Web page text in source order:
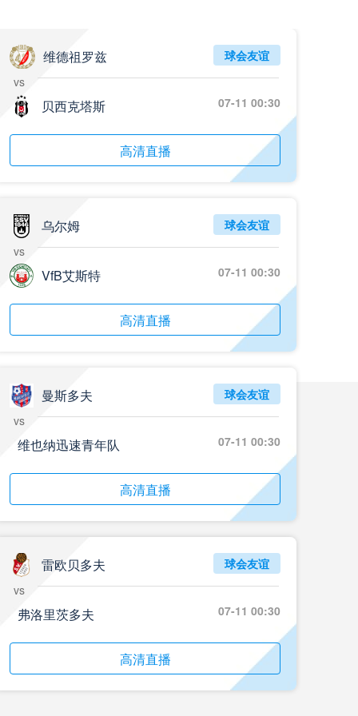
维德祖罗兹
vs
贝西克塔斯
球会友谊
07-11 00:30
高清直播
乌尔姆
vs
VfB艾斯特
球会友谊
07-11 00:30
高清直播
曼斯多夫
vs
维也纳迅速青年队
球会友谊
07-11 00:30
高清直播
雷欧贝多夫
vs
弗洛里茨多夫
球会友谊
07-11 00:30
高清直播